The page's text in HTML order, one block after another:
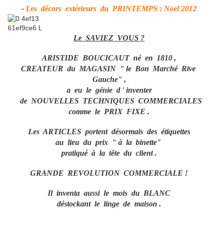
- Les décors extérieurs du PRINTEMPS : Noel 2012
Le SAVIEZ VOUS ?
ARISTIDE BOUCICAUT né en 1810 ,
CREATEUR du MAGASIN " le Bon Marché Rive
Gauche" ,
a eu le génie d ' inventer
de NOUVELLES TECHNIQUES COMMERCIALES
comme le PRIX FIXE .
Les ARTICLES portent désormais des étiquettes
au lieu du prix " à la binette"
pratiqué à la tête du client .
GRANDE REVOLUTION COMMERCIALE !
Il inventa aussi le mois du BLANC
déstockant le linge de maison .